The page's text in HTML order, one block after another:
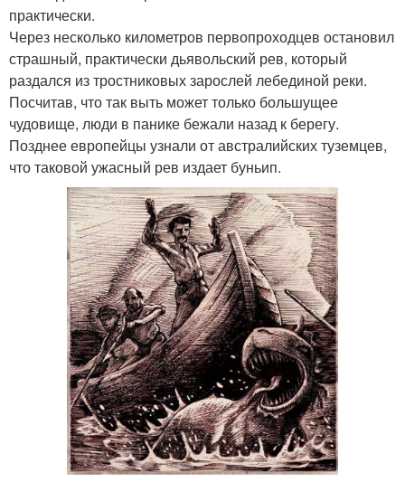
практически.
Через несколько километров первопроходцев остановил
страшный, практически дьявольский рев, который
раздался из тростниковых зарослей лебединой реки.
Посчитав, что так выть может только большущее
чудовище, люди в панике бежали назад к берегу.
Позднее европейцы узнали от австралийских туземцев,
что таковой ужасный рев издает буньип.